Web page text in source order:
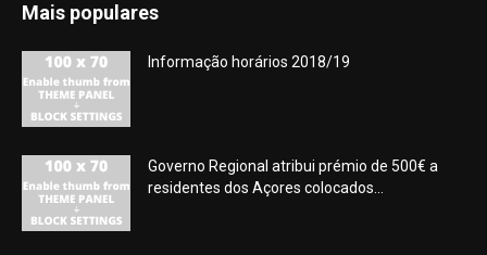
Mais populares
Informação horários 2018/19
Governo Regional atribui prémio de 500€ a
residentes dos Açores colocados...